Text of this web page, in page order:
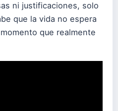
ni justificaciones, solo
que la vida no espera
que realmente